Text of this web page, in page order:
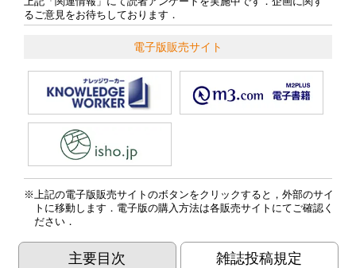
るご意見をお待ちしております．
電子版販売サイト
上記の電子版販売サイトのボタンをクリックすると，外部のサイ
トに移動します．電子版の購入方法は各販売サイトにてご確認く
ださい．
主要目次 雑誌投稿規定